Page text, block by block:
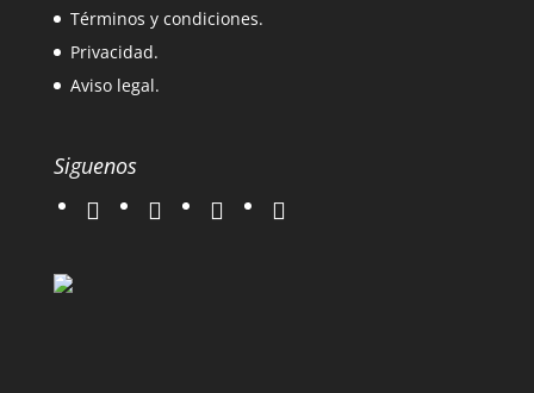
Términos y condiciones.
Privacidad.
Aviso legal.
Siguenos
twitter instagramfacebook google